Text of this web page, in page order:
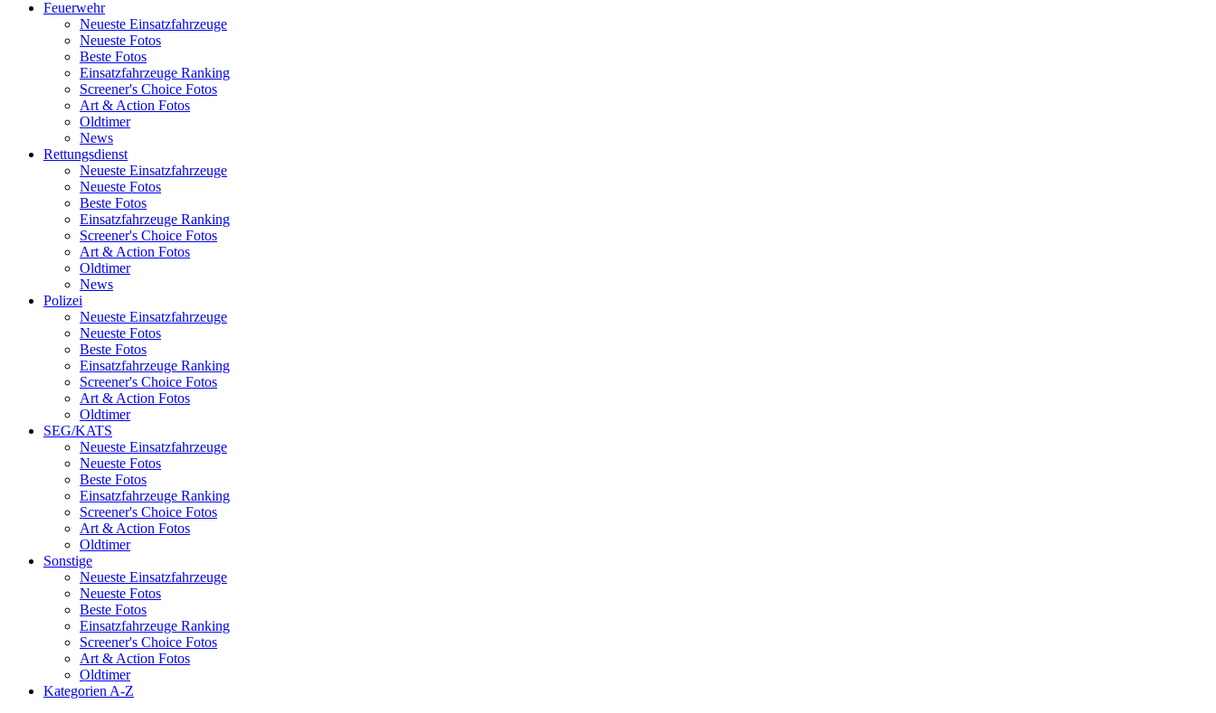
Feuerwehr
Neueste Einsatzfahrzeuge
Neueste Fotos
Beste Fotos
Einsatzfahrzeuge Ranking
Screener's Choice Fotos
Art & Action Fotos
Oldtimer
News
Rettungsdienst
Neueste Einsatzfahrzeuge
Neueste Fotos
Beste Fotos
Einsatzfahrzeuge Ranking
Screener's Choice Fotos
Art & Action Fotos
Oldtimer
News
Polizei
Neueste Einsatzfahrzeuge
Neueste Fotos
Beste Fotos
Einsatzfahrzeuge Ranking
Screener's Choice Fotos
Art & Action Fotos
Oldtimer
SEG/KATS
Neueste Einsatzfahrzeuge
Neueste Fotos
Beste Fotos
Einsatzfahrzeuge Ranking
Screener's Choice Fotos
Art & Action Fotos
Oldtimer
Sonstige
Neueste Einsatzfahrzeuge
Neueste Fotos
Beste Fotos
Einsatzfahrzeuge Ranking
Screener's Choice Fotos
Art & Action Fotos
Oldtimer
Kategorien A-Z